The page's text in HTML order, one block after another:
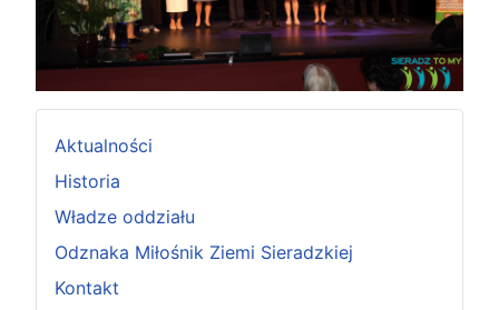
Aktualności
Historia
Władze oddziału
Odznaka Miłośnik Ziemi Sieradzkiej
Kontakt